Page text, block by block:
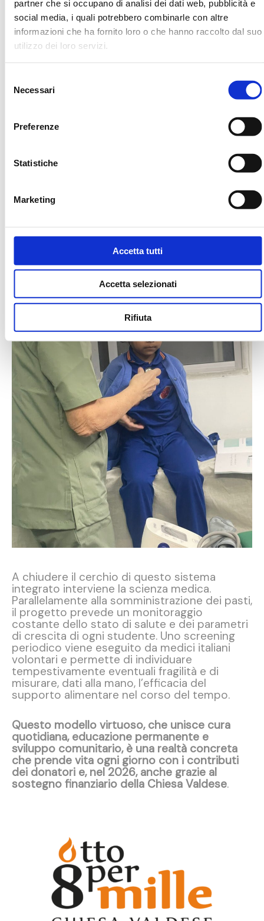
partner che si occupano di analisi dei dati web, pubblicità e
social media, i quali potrebbero combinarle con altre
informazioni che ha fornito loro o che hanno raccolto dal suo
utilizzo dei loro servizi.
delNecessari
Preferenze
Statistiche
Marketing
Accetta tutti
Accetta selezionati
Rifiuta
A chiudere il cerchio di questo sistema
integrato interviene la scienza medica.
Parallelamente alla somministrazione dei pasti,
il progetto prevede un monitoraggio
costante dello stato di salute e dei parametri
di crescita di ogni studente. Uno screening
periodico viene eseguito da medici italiani
volontari e permette di individuare
tempestivamente eventuali fragilità e di
misurare, dati alla mano, l’efficacia del
supporto alimentare nel corso del tempo.
Questo modello virtuoso, che unisce cura
quotidiana, educazione permanente e
sviluppo comunitario, è una realtà concreta
che prende vita ogni giorno con i contributi
dei donatori e, nel 2026, anche grazie al
sostegno finanziario della Chiesa Valdese.